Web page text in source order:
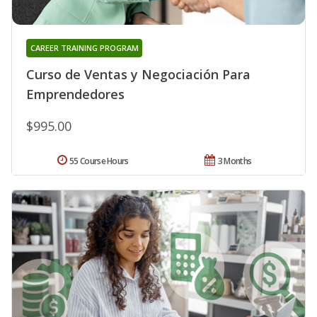
Curso de Ventas y Negociación Para
Emprendedores
CAREER TRAINING PROGRAM
$995.00
3 Months
55 Course Hours